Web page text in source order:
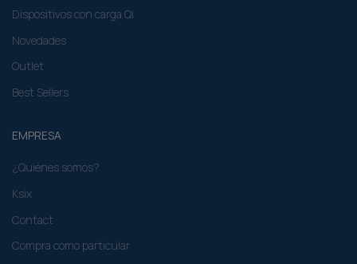
Dispositivos con carga Qi
Novedades
Outlet
Best Sellers
EMPRESA
¿Quiénes somos?
Ksix
Contact
Compra como particular​